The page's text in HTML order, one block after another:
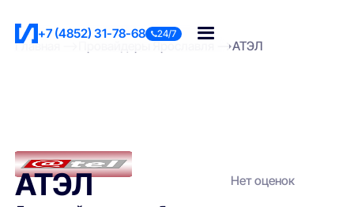
+7 (4852) 31-78-68 24/7
Главная Провайдеры Ярославля АТЭЛ
АТЭЛ Нет оценок